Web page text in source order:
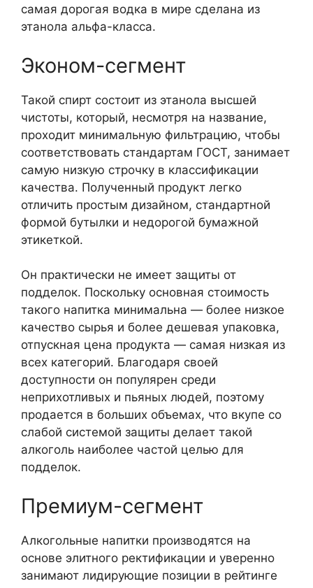
самая дорогая водка в мире сделана из
этанола альфа-класса.
Эконом-сегмент
Такой спирт состоит из этанола высшей
чистоты, который, несмотря на название,
проходит минимальную фильтрацию, чтобы
соответствовать стандартам ГОСТ, занимает
самую низкую строчку в классификации
качества. Полученный продукт легко
отличить простым дизайном, стандартной
формой бутылки и недорогой бумажной
этикеткой.
Он практически не имеет защиты от
подделок. Поскольку основная стоимость
такого напитка минимальна — более низкое
качество сырья и более дешевая упаковка,
отпускная цена продукта — самая низкая из
всех категорий. Благодаря своей
доступности он популярен среди
неприхотливых и пьяных людей, поэтому
продается в больших объемах, что вкупе со
слабой системой защиты делает такой
алкоголь наиболее частой целью для
подделок.
Премиум-сегмент
Алкогольные напитки производятся на
основе элитного ректификации и уверенно
занимают лидирующие позиции в рейтинге